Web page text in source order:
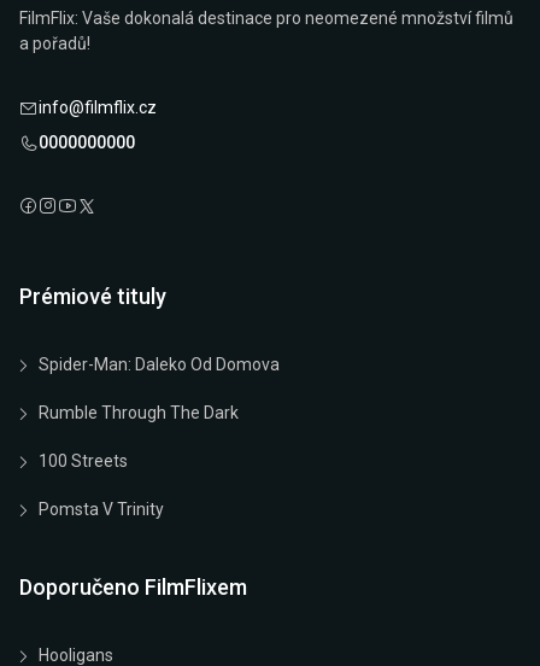
FilmFlix: Vaše dokonalá destinace pro neomezené množství filmů
a pořadů!
info@filmflix.cz
0000000000
Prémiové tituly
Spider-Man: Daleko Od Domova
Rumble Through The Dark
100 Streets
Pomsta V Trinity
Doporučeno FilmFlixem
Hooligans